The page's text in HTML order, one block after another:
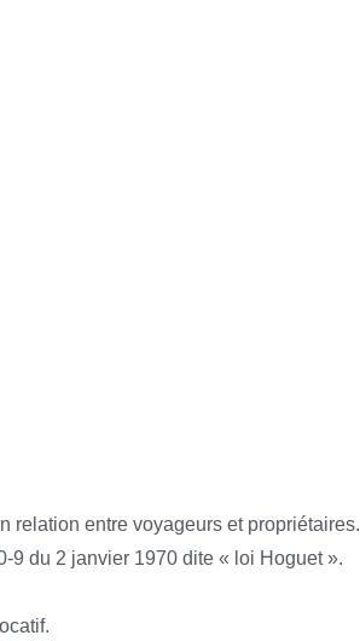
relation entre voyageurs et propriétaires.
9 du 2 janvier 1970 dite « loi Hoguet ».